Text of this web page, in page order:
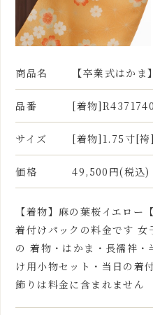
商品名 【卒業式はか
品番 [着物
サイズ [着物]1.75寸[
価格 49,500円(税込)
【着物】麻の葉桜イエロー
着付けパックの料金です 女
の 着物・はかま・長襦袢
け用小物セット・当日の着
飾りは料金に含まれません